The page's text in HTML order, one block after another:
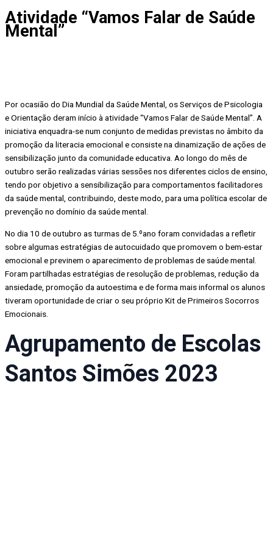
Atividade “Vamos Falar de Saúde
Mental”
Por ocasião do Dia Mundial da Saúde Mental, os Serviços de Psicologia
e Orientação deram início à atividade “Vamos Falar de Saúde Mental”. A
iniciativa enquadra-se num conjunto de medidas previstas no âmbito da
promoção da literacia emocional e consiste na dinamização de ações de
sensibilização junto da comunidade educativa. Ao longo do mês de
outubro serão realizadas várias sessões nos diferentes ciclos de ensino,
tendo por objetivo a sensibilização para comportamentos facilitadores
da saúde mental, contribuindo, deste modo, para uma política escolar de
prevenção no domínio da saúde mental.
No dia 10 de outubro as turmas de 5.ºano foram convidadas a refletir
sobre algumas estratégias de autocuidado que promovem o bem-estar
emocional e previnem o aparecimento de problemas de saúde mental.
Foram partilhadas estratégias de resolução de problemas, redução da
ansiedade, promoção da autoestima e de forma mais informal os alunos
tiveram oportunidade de criar o seu próprio Kit de Primeiros Socorros
Emocionais.
Agrupamento de Escolas
Santos Simões 2023